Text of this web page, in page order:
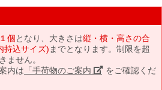
個となり、大きさは縦・横・高さの合
持込サイズ) までとなります。制限を超
ません。
内は 「手荷物のご案内」 をご確認くだ